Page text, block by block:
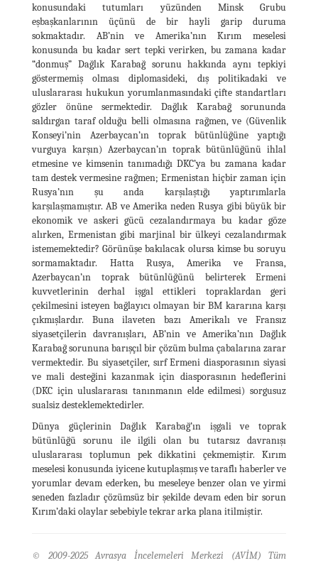
konusundaki tutumları yüzünden Minsk Grubu
eşbaşkanlarının üçünü de bir hayli garip duruma
sokmaktadır. AB’nin ve Amerika’nın Kırım meselesi
konusunda bu kadar sert tepki verirken, bu zamana kadar
“donmuş” Dağlık Karabağ sorunu hakkında aynı tepkiyi
göstermemiş olması diplomasideki, dış politikadaki ve
uluslararası hukukun yorumlanmasındaki çifte standartları
gözler önüne sermektedir. Dağlık Karabağ sorununda
saldırgan taraf olduğu belli olmasına rağmen, ve (Güvenlik
Konseyi’nin Azerbaycan’ın toprak bütünlüğüne yaptığı
vurguya karşın) Azerbaycan’ın toprak bütünlüğünü ihlal
etmesine ve kimsenin tanımadığı DKC’ya bu zamana kadar
tam destek vermesine rağmen; Ermenistan hiçbir zaman için
Rusya’nın şu anda karşılaştığı yaptırımlarla
karşılaşmamıştır. AB ve Amerika neden Rusya gibi büyük bir
ekonomik ve askeri gücü cezalandırmaya bu kadar göze
alırken, Ermenistan gibi marjinal bir ülkeyi cezalandırmak
istememektedir? Görünüşe bakılacak olursa kimse bu soruyu
sormamaktadır. Hatta Rusya, Amerika ve Fransa,
Azerbaycan’ın toprak bütünlüğünü belirterek Ermeni
kuvvetlerinin derhal işgal ettikleri topraklardan geri
çekilmesini isteyen bağlayıcı olmayan bir BM kararına karşı
çıkmışlardır. Buna ilaveten bazı Amerikalı ve Fransız
siyasetçilerin davranışları, AB’nin ve Amerika’nın Dağlık
Karabağ sorununa barışçıl bir çözüm bulma çabalarına zarar
vermektedir. Bu siyasetçiler, sırf Ermeni diasporasının siyasi
ve mali desteğini kazanmak için diasporasının hedeflerini
(DKC için uluslararası tanınmanın elde edilmesi) sorgusuz
sualsiz desteklemektedirler.
Dünya güçlerinin Dağlık Karabağ’ın işgali ve toprak
bütünlüğü sorunu ile ilgili olan bu tutarsız davranışı
uluslararası toplumun pek dikkatini çekmemiştir. Kırım
meselesi konusunda iyicene kutuplaşmış ve taraflı haberler ve
yorumlar devam ederken, bu meseleye benzer olan ve yirmi
seneden fazladır çözümsüz bir şekilde devam eden bir sorun
Kırım’daki olaylar sebebiyle tekrar arka plana itilmiştir.
© 2009-2025 Avrasya İncelemeleri Merkezi (AVİM) Tüm